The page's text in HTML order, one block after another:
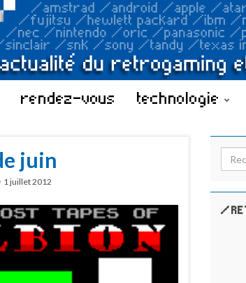
rendez-vous technologie
juin
1 juillet 2012
/